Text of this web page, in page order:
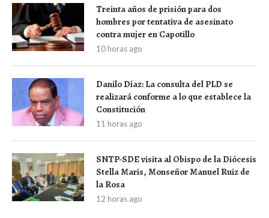
Treinta años de prisión para dos
hombres por tentativa de asesinato
contra mujer en Capotillo
10 horas ago
Danilo Díaz: La consulta del PLD se
realizará conforme a lo que establece la
Constitución
11 horas ago
SNTP-SDE visita al Obispo de la Diócesis
Stella Maris, Monseñor Manuel Ruiz de
la Rosa
12 horas ago